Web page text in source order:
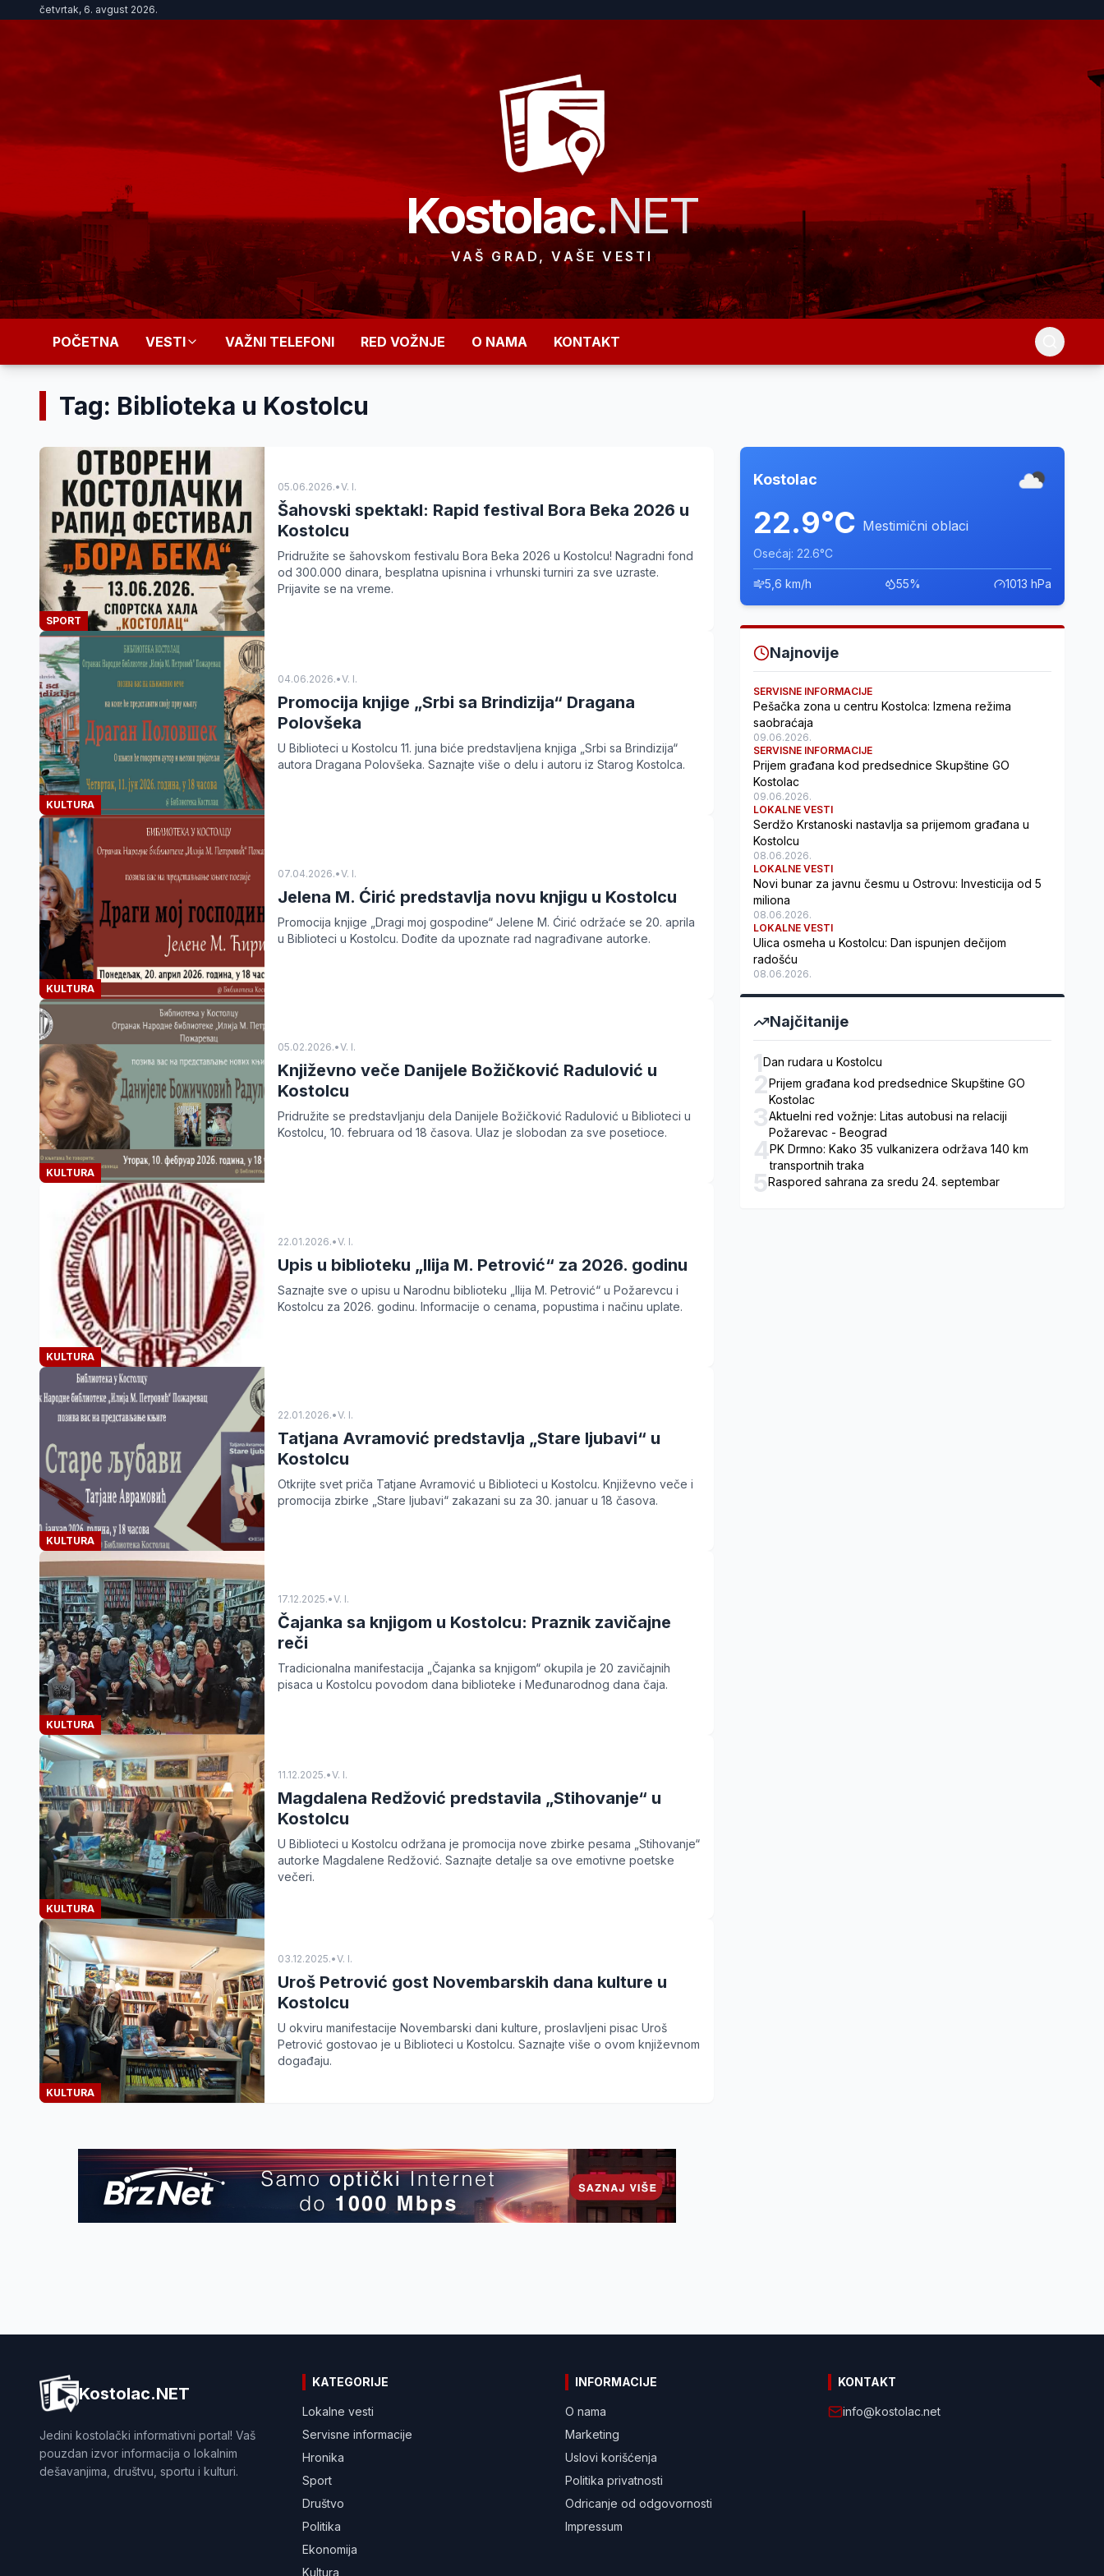
četvrtak, 6. avgust 2026.
Kostolac.NET
VAŠ GRAD, VAŠE VESTI
POČETNA VESTI VAŽNI TELEFONI RED VOŽNJE O NAMA KONTAKT
Tag: Biblioteka u Kostolcu
SPORT
05.06.2026.•V. I.
Šahovski spektakl: Rapid festival Bora Beka 2026 u
Kostolcu
Pridružite se šahovskom festivalu Bora Beka 2026 u Kostolcu! Nagradni fond
od 300.000 dinara, besplatna upisnina i vrhunski turniri za sve uzraste.
Prijavite se na vreme.
KULTURA
04.06.2026.•V. I.
Promocija knjige „Srbi sa Brindizija“ Dragana
Polovšeka
U Biblioteci u Kostolcu 11. juna biće predstavljena knjiga „Srbi sa Brindizija“
autora Dragana Polovšeka. Saznajte više o delu i autoru iz Starog Kostolca.
KULTURA
07.04.2026.•V. I.
Jelena M. Ćirić predstavlja novu knjigu u Kostolcu
Promocija knjige „Dragi moj gospodine“ Jelene M. Ćirić održaće se 20. aprila
u Biblioteci u Kostolcu. Dođite da upoznate rad nagrađivane autorke.
KULTURA
05.02.2026.•V. I.
Književno veče Danijele Božičković Radulović u
Kostolcu
Pridružite se predstavljanju dela Danijele Božičković Radulović u Biblioteci u
Kostolcu, 10. februara od 18 časova. Ulaz je slobodan za sve posetioce.
KULTURA
22.01.2026.•V. I.
Upis u biblioteku „Ilija M. Petrović“ za 2026. godinu
Saznajte sve o upisu u Narodnu biblioteku „Ilija M. Petrović“ u Požarevcu i
Kostolcu za 2026. godinu. Informacije o cenama, popustima i načinu uplate.
KULTURA
22.01.2026.•V. I.
Tatjana Avramović predstavlja „Stare ljubavi“ u
Kostolcu
Otkrijte svet priča Tatjane Avramović u Biblioteci u Kostolcu. Književno veče i
promocija zbirke „Stare ljubavi“ zakazani su za 30. januar u 18 časova.
KULTURA
17.12.2025.•V. I.
Čajanka sa knjigom u Kostolcu: Praznik zavičajne
reči
Tradicionalna manifestacija „Čajanka sa knjigom“ okupila je 20 zavičajnih
pisaca u Kostolcu povodom dana biblioteke i Međunarodnog dana čaja.
KULTURA
11.12.2025.•V. I.
Magdalena Redžović predstavila „Stihovanje“ u
Kostolcu
U Biblioteci u Kostolcu održana je promocija nove zbirke pesama „Stihovanje“
autorke Magdalene Redžović. Saznajte detalje sa ove emotivne poetske
večeri.
KULTURA
03.12.2025.•V. I.
Uroš Petrović gost Novembarskih dana kulture u
Kostolcu
U okviru manifestacije Novembarski dani kulture, proslavljeni pisac Uroš
Petrović gostovao je u Biblioteci u Kostolcu. Saznajte više o ovom književnom
događaju.
Kostolac
22.9°C Mestimični oblaci
Osećaj: 22.6°C
5,6 km/h 55% 1013 hPa
Najnovije
SERVISNE INFORMACIJE
Pešačka zona u centru Kostolca: Izmena režima
saobraćaja
09.06.2026.
SERVISNE INFORMACIJE
Prijem građana kod predsednice Skupštine GO
Kostolac
09.06.2026.
LOKALNE VESTI
Serdžo Krstanoski nastavlja sa prijemom građana u
Kostolcu
08.06.2026.
LOKALNE VESTI
Novi bunar za javnu česmu u Ostrovu: Investicija od 5
miliona
08.06.2026.
LOKALNE VESTI
Ulica osmeha u Kostolcu: Dan ispunjen dečijom
radošću
08.06.2026.
Najčitanije
1Dan rudara u Kostolcu
2Prijem građana kod predsednice Skupštine GO
Kostolac
3Aktuelni red vožnje: Litas autobusi na relaciji
Požarevac - Beograd
4PK Drmno: Kako 35 vulkanizera održava 140 km
transportnih traka
5Raspored sahrana za sredu 24. septembar
Kostolac.NET
Jedini kostolački informativni portal! Vaš
pouzdan izvor informacija o lokalnim
dešavanjima, društvu, sportu i kulturi.
KATEGORIJE
Lokalne vesti
Servisne informacije
Hronika
Sport
Društvo
Politika
Ekonomija
Kultura
INFORMACIJE
O nama
Marketing
Uslovi korišćenja
Politika privatnosti
Odricanje od odgovornosti
Impressum
KONTAKT
info@kostolac.net